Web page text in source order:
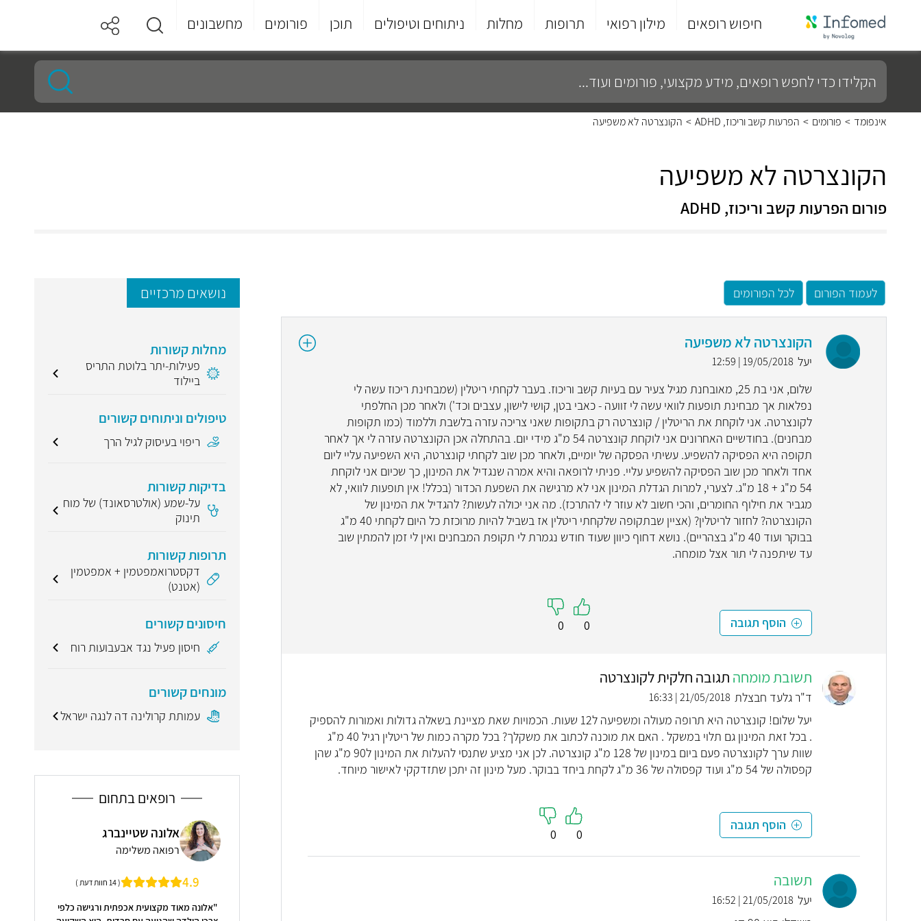
חיפוש רופאים מילון רפואי תרופות מחלות ניתוחים וטיפולים תוכן פורומים מחשבונים
סוף
התפריט
הקלידו
כדי
לחפש
רופאים,
מידע
מקצועי,
אינפומד > פורומים > הפרעות קשב וריכוז, ADHD > הקונצרטה לא משפיעה
הקונצרטה לא משפיעה
פורום הפרעות קשב וריכוז, ADHD
לעמוד הפורום לכל הפורומים
הקונצרטה לא משפיעה
יעל 19/05/2018 | 12:59
שלום, אני בת 25, מאובחנת מגיל צעיר עם בעיות קשב וריכוז. בעבר לקחתי ריטלין (שמבחינת ריכוז עשה לי
נפלאות אך מבחינת תופעות לוואי עשה לי זוועה - כאבי בטן, קושי לישון, עצבים וכד') ולאחר מכן החלפתי
לקונצרטה. אני לוקחת את הריטלין / קונצרטה רק בתקופות שאני צריכה עזרה בלשבת וללמוד (כמו תקופות
מבחנים). בחודשיים האחרונים אני לוקחת קונצרטה 54 מ"ג מידי יום. בהתחלה אכן הקונצרטה עזרה לי אך לאחר
תקופה היא הפסיקה להשפיע. עשיתי הפסקה של יומיים, ולאחר מכן שוב לקחתי קונצרטה, היא השפיעה עליי ליום
אחד ולאחר מכן שוב הפסיקה להשפיע עליי. פניתי לרופאה והיא אמרה שנגדיל את המינון, כך שכיום אני לוקחת
54 מ"ג + 18 מ"ג. לצערי, למרות הגדלת המינון אני לא מרגישה את השפעת הכדור (בכלל! אין תופעות לוואי, לא
מגביר את חילוף החומרים, והכי חשוב לא עוזר לי להתרכז). מה אני יכולה לעשות? להגדיל את המינון של
הקונצרטה? לחזור לריטלין? (אציין שבתקופה שלקחתי ריטלין אז בשביל להיות מרוכזת כל היום לקחתי 40 מ"ג
בבוקר ועוד 40 מ"ג בצהריים). נושא דחוף כיוון שעוד חודש נגמרת לי תקופת המבחנים ואין לי זמן להמתין שוב
עד שיתפנה לי תור אצל מומחה.
הוסף תגובה 0
0
תשובת מומחה תגובה חלקית לקונצרטה
ד"ר גלעד חבצלת 21/05/2018 | 16:33
יעל שלום! קונצרטה היא תרופה מעולה ומשפיעה ל12 שעות. הכמויות שאת מציינת בשאלה גדולות ואמורות להספיק
. בכל זאת המינון גם תלוי במשקל . האם את מוכנה לכתוב את משקלך? בכל מקרה כמות של ריטלין רגיל 40 מ"ג
שוות ערך לקונצרטה פעם ביום במינון של 128 מ"ג קונצרטה. לכן אני מציע שתנסי להעלות את המינון ל90 מ"ג שהן
קפסולה של 54 מ"ג ועוד קפסולה של 36 מ"ג לקחת ביחד בבוקר. מעל מינון זה יתכן שתזדקקי לאישור מיוחד.
הוסף תגובה
0
0
תשובה
יעל 21/05/2018 | 16:52
נושאים מרכזיים
מחלות קשורות
פעילות-יתר בלוטת התריס
ביילוד
טיפולים וניתוחים קשורים
ריפוי בעיסוק לגיל הרך
בדיקות קשורות
על-שמע (אולטרסאונד) של מוח
תינוק
תרופות קשורות
דקסטרואמפטמין + אמפטמין
(אטנט)
חיסונים קשורים
חיסון פעיל נגד אבעבועות רוח
מונחים קשורים
עמותת קרולינה דה לנגה ישראל
רופאים בתחום
אלונה שטיינברג
רפואה משלימה
4.9 ( 14 חוות דעת )
"אלונה מאוד מקצועית אכפתית ורגישה כלפי